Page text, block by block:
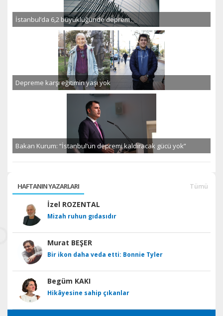
İstanbul’da 6,2 büyüklüğünde deprem
Depreme karşı eğitimin yaşı yok
Bakan Kurum: “İstanbul’un depremi kaldıracak gücü yok”
HAFTANIN YAZARLARI Tümü
İzel ROZENTAL
Mizah ruhun gıdasıdır
Murat BEŞER
Bir ikon daha veda etti: Bonnie Tyler
Begüm KAKI
Hikâyesine sahip çıkanlar